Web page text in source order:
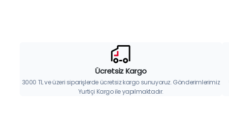
Ücretsiz Kargo
3000 TL ve üzeri siparişlerde ücretsiz kargo sunuyoruz. Gönderimlerimiz
Yurtiçi Kargo ile yapılmaktadır.